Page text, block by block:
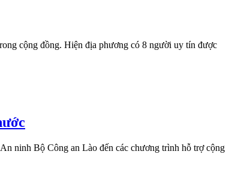
cộng đồng. Hiện địa phương có 8 người uy tín được
ninh Bộ Công an Lào đến các chương trình hỗ trợ cộng